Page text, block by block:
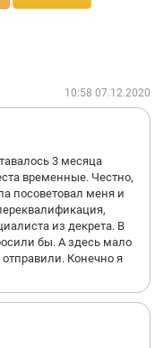
10:58 07.12.2020
3 месяца
временные. Честно,
посоветовал меня и
из декрета. В
бы. А здесь мало
Конечно я